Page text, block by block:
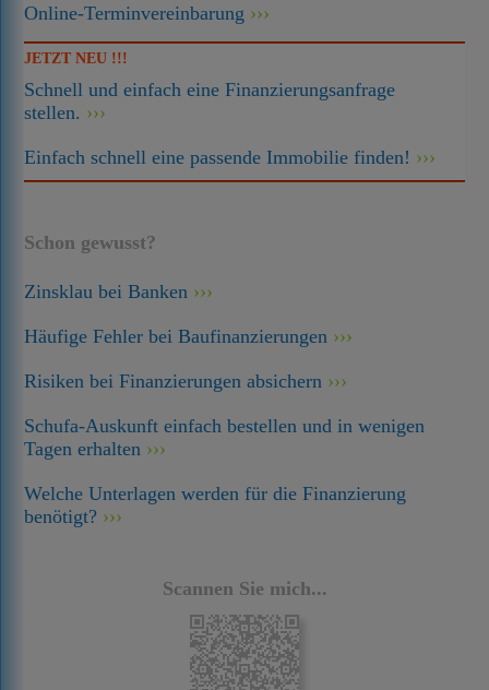
Online-Terminvereinbarung
JETZT NEU !!!
Schnell und einfach eine Finanzierungsanfrage
stellen.
Einfach schnell eine passende Immobilie finden!
Schon gewusst?
Zinsklau bei Banken
Häufige Fehler bei Baufinanzierungen
Risiken bei Finanzierungen absichern
Schufa-Auskunft einfach bestellen und in wenigen
Tagen erhalten
Welche Unterlagen werden für die Finanzierung
benötigt?
Scannen Sie mich...